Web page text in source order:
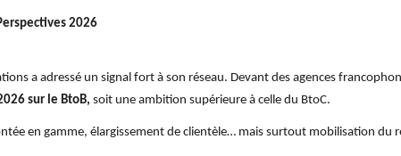
2026
a adressé un signal fort à son réseau. Devant des agences
sur le BtoB, soit une ambition supérieure à celle du BtoC.
en gamme, élargissement de clientèle… mais surtout mobilisation du